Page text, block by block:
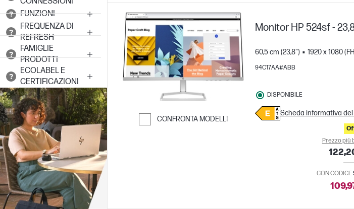
FUNZIONI
FREQUENZA DI
REFRESH
FAMIGLIE
PRODOTTI
ECOLABEL E
CERTIFICAZIONI
CONFRONTA MODELLI
Monitor HP 524sf -
60,5 cm (23,8") 1920 x 1080
94C17AA#ABB
DISPONIBILE
Scheda informativa
Prezzo più
CON CODICE